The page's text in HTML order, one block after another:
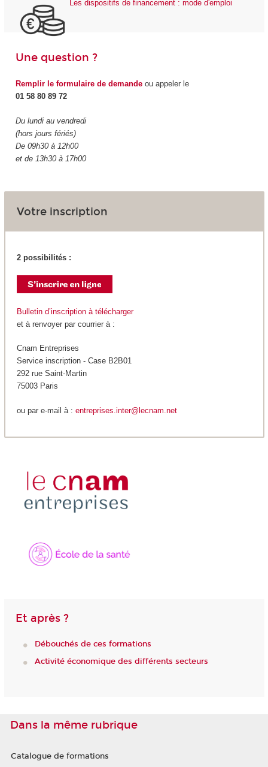
Les dispositifs de financement : mode d'emploi
Une question ?
Remplir le formulaire de demandeou appeler le
01 58 80 89 72
Du lundi au vendredi
(hors jours fériés)
De 09h30 à 12h00
et de 13h30 à 17h00
Votre inscription
2 possibilités :
Bulletin d’inscription à télécharger
et à renvoyer par courrier à :
Cnam Entreprises
Service inscription - Case B2B01
292 rue Saint-Martin
75003 Paris
ou par e-mail à : entreprises.inter@lecnam.net
Et après ?
Débouchés de ces formations
Activité économique des différents secteurs
Dans la même rubrique
Catalogue de formations